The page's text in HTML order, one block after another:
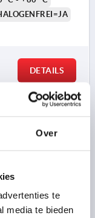
Over
te
media te bieden
DETAILS